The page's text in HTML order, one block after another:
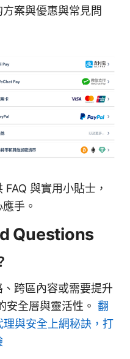
案與優惠與常見問
與實用小貼士，
手。
Questions
跨區內容或需要提升
安全層與靈活性。 翻
與安全上網秘訣，打